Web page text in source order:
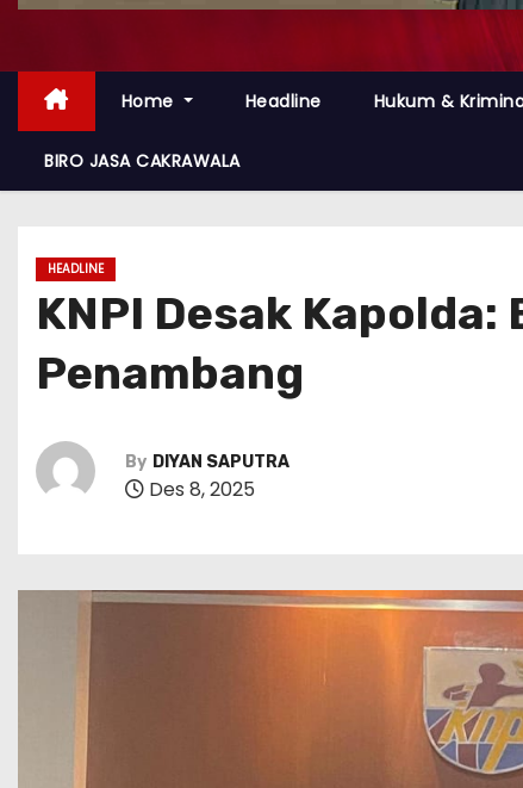
Home Headline Hukum &
BIRO JASA CAKRAWALA
HEADLINE
KNPI Desak
Penambang
By DIYAN SAPUTRA
Des 8, 2025